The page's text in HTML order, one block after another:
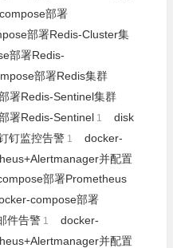
部署
部署Redis-Cluster集
部署Redis-
部署Redis集群
署Redis-Sentinel集群
署Redis-Sentinel 1
disk
钉监控告警 1
docker-
并配置
部署Prometheus
compose部署
件告警 1
docker-
并配置